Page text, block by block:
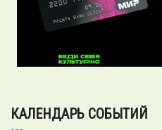
КАЛЕНДАРЬ СОБЫТИЙ